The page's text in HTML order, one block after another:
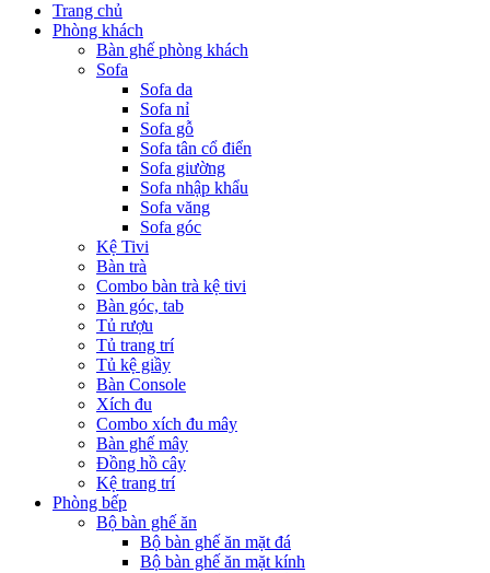
Trang chủ
Phòng khách
Bàn ghế phòng khách
Sofa
Sofa da
Sofa nỉ
Sofa gỗ
Sofa tân cổ điển
Sofa giường
Sofa nhập khẩu
Sofa văng
Sofa góc
Kệ Tivi
Bàn trà
Combo bàn trà kệ tivi
Bàn góc, tab
Tủ rượu
Tủ trang trí
Tủ kệ giầy
Bàn Console
Xích đu
Combo xích đu mây
Bàn ghế mây
Đồng hồ cây
Kệ trang trí
Phòng bếp
Bộ bàn ghế ăn
Bộ bàn ghế ăn mặt đá
Bộ bàn ghế ăn mặt kính